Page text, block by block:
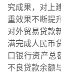
究成果，对上
重效果不断提
对外贸易贷款
满完成人民币
口银行资产总
不良贷款余额